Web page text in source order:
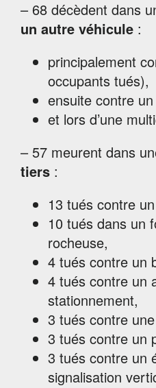
– 68 décèdent dans
un autre véhicule :
principalement
occupants tués),
ensuite contre
et lors d’une
– 57 meurent dans
tiers :
13 tués contre
10 tués dans un
rocheuse,
4 tués contre un
4 tués contre un
stationnement,
3 tués contre
3 tués contre un
3 tués contre un
signalisation